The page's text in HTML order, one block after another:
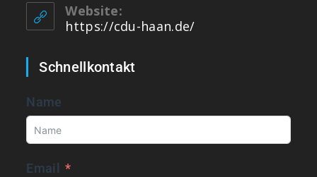
Website:
https://cdu-haan.de/
Schnellkontakt
Name
Email